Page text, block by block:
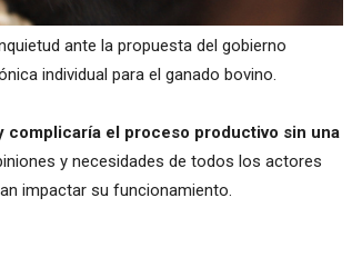
ante la propuesta del gobierno
individual para el ganado bovino.
complicaría el proceso productivo sin una
y necesidades de todos los actores
impactar su funcionamiento.